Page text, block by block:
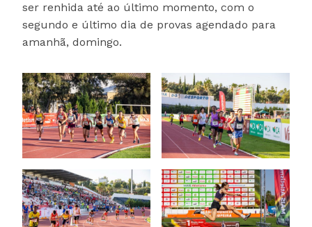
ser renhida até ao último momento, com o
segundo e último dia de provas agendado para
amanhã, domingo.